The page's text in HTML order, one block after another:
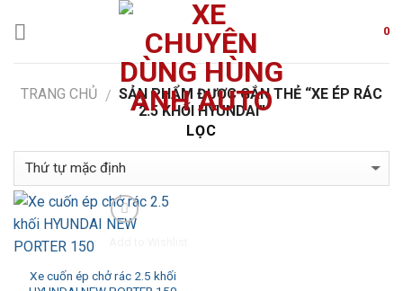
0
TRANG CHỦ / SẢN PHẨM ĐƯỢC GẮN THẺ “XE ÉP RÁC
2.5 KHỐI HYUNDAI”
LỌC
Xe cuốn ép chở rác 2.5 khối